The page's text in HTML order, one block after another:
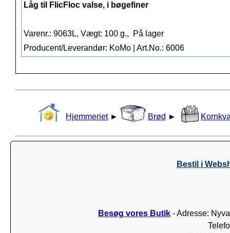
Låg til FlicFloc valse, i bøgefiner
Varenr.: 9063L, Vægt: 100 g.,
På lager
Producent/Leverandør: KoMo | Art.No.: 6006
Hjemmeriet ► Brød ►
Bestil i
Besøg vores Butik - Adresse: